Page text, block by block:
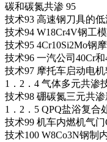
碳和碳氮共渗 95
技术93 高速钢刀具的
技术94 W18Cr4V钢工
技术95 4Cr10Si2Mo钢
技术96 一汽公司40Cr
技术97 摩托车启动电
1．2．4 气体多元共渗
技术98 硼碳氮三元共渗
1．2．5 QPQ盐浴复合
技术99 机车内燃机气
技术100 W8Co3N钢制